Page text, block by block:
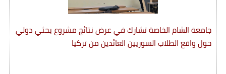
جامعة الشام الخاصة تشارك في عرض نتائج مشروع بحثي دولي
حول واقع الطلاب السوريين العائدين من تركيا